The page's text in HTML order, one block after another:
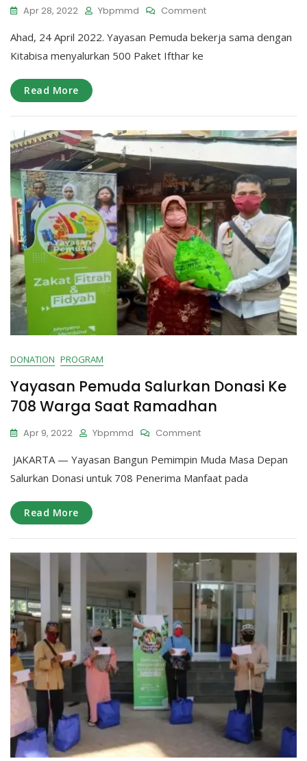
Apr 28, 2022 Ybpmmd CommentOn
Pemuda
Anak
Yatim,
Dhuafa
Dan
Jamaah
Masjid
Ahad, 24 April 2022. Yayasan Pemuda bekerja sama dengan
Kitabisa menyalurkan 500 Paket Ifthar ke
Read More
DONATION PROGRAM
Yayasan Pemuda Salurkan Donasi Ke
708 Warga Saat Ramadhan
Apr 9, 2022 Ybpmmd CommentOn
Pemuda
Salurkan
Donasi
Saat
Ramadhan
JAKARTA — Yayasan Bangun Pemimpin Muda Masa Depan
Salurkan Donasi untuk 708 Penerima Manfaat pada
Read More